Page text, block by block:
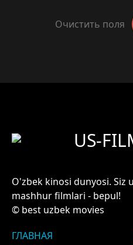
Очистить поля
US-
O'zbek kinosi dunyosi.
mashhur filmlari - bepul!
© best uzbek movies
ГЛАВНАЯ